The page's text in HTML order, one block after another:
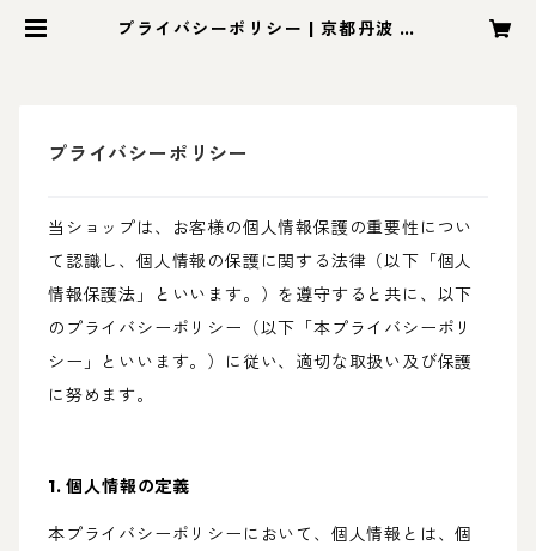
プライバシーポリシー | 京都丹波 千
プライバシーポリシー
当ショップは、お客様の個人情報保護の重要性につい
て認識し、個人情報の保護に関する法律（以下「個人
情報保護法」といいます。）を遵守すると共に、以下
のプライバシーポリシー（以下「本プライバシーポリ
シー」といいます。）に従い、適切な取扱い及び保護
に努めます。
1. 個人情報の定義
本プライバシーポリシーにおいて、個人情報とは、個